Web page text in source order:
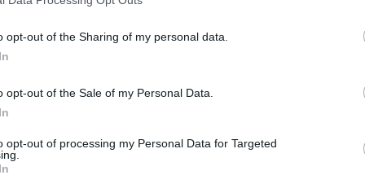
opt-out of the Sharing of my personal data.
opt-out of the Sale of my Personal Data.
opt-out of processing my Personal Data for Targeted
κοσμήματα αξίας περίπου 600.000 ευρώ και
μπει και στο σπίτι της ιδιοκτήτριας του
της».
στις 17 Νοεμβρίου 2022, παραβίασε το σπίτι, από